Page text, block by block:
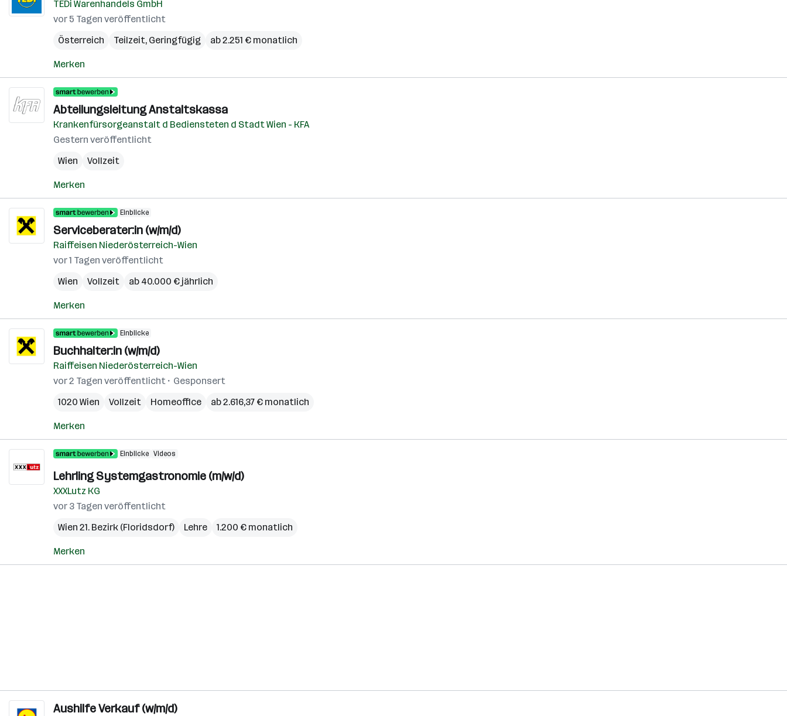
TEDi Warenhandels GmbH
vor 5 Tagen veröffentlicht
Österreich
Teilzeit, Geringfügig ab 2.251 € monatlich
Merken
Abteilungsleitung Anstaltskassa
Krankenfürsorgeanstalt d Bediensteten d Stadt Wien - KFA
Gestern veröffentlicht
Wien
Vollzeit
Merken
Einblicke
Serviceberater:in (w/m/d)
Raiffeisen Niederösterreich-Wien
vor 1 Tagen veröffentlicht
Wien
Vollzeit ab 40.000 € jährlich
Merken
Einblicke
Buchhalter:in (w/m/d)
Raiffeisen Niederösterreich-Wien
vor 2 Tagen veröffentlicht
Gesponsert
1020 Wien
Vollzeit Homeoffice ab 2.616,37 € monatlich
Merken
Einblicke Videos
Lehrling Systemgastronomie (m/w/d)
XXXLutz KG
vor 3 Tagen veröffentlicht
Wien 21. Bezirk (Floridsdorf)
Lehre 1.200 € monatlich
Merken
Aushilfe Verkauf (w/m/d)